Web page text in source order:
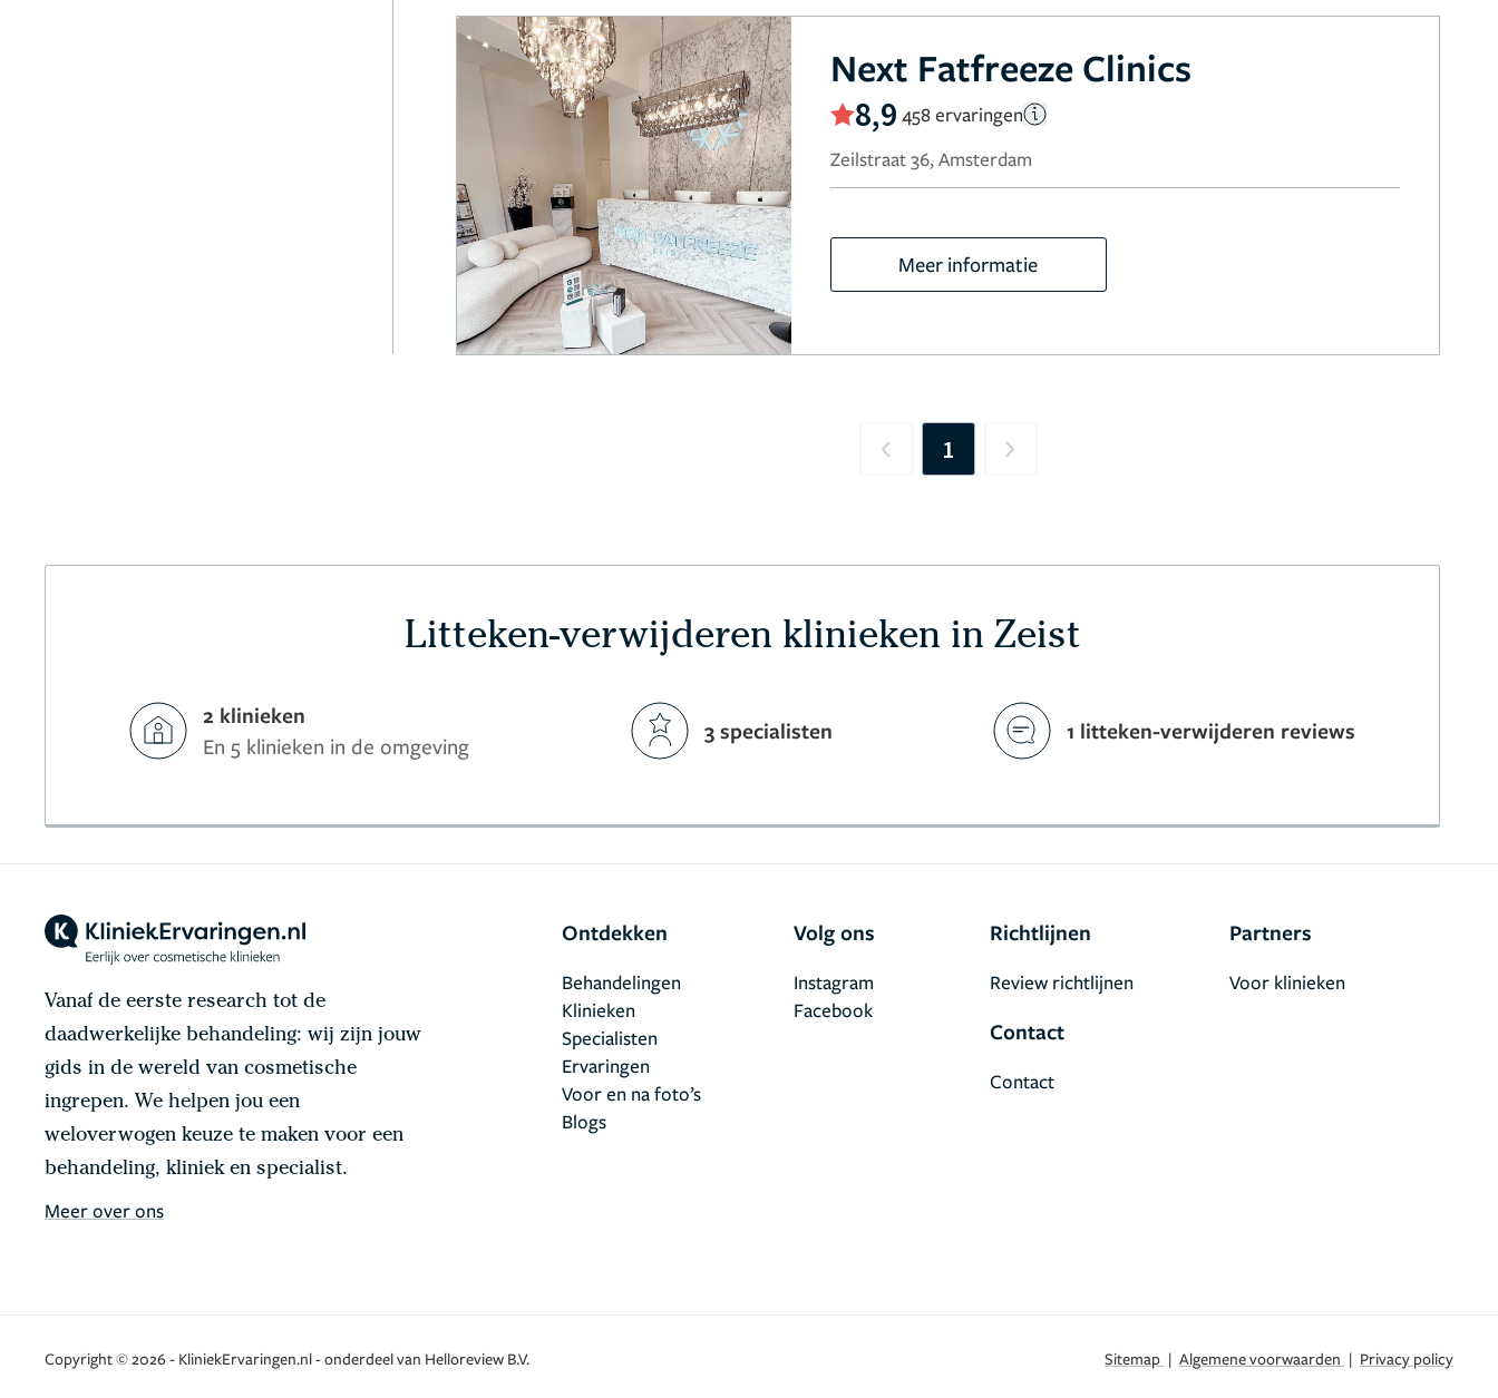
Next Fatfreeze Clinics
8,9 458 ervaringen
Zeilstraat 36, Amsterdam
Meer informatie
Previous
1 Next
Litteken-verwijderen klinieken in Zeist
2 klinieken
En 5 klinieken in de omgeving
3 specialisten 1 litteken-verwijderen reviews
Vanaf de eerste research tot de
daadwerkelijke behandeling: wij zijn jouw
gids in de wereld van cosmetische
ingrepen. We helpen jou een
weloverwogen keuze te maken voor een
behandeling, kliniek en specialist.
Meer over ons
Ontdekken
Behandelingen
Klinieken
Specialisten
Ervaringen
Voor en na foto’s
Blogs
Volg ons
Facebook
Instagram
Richtlijnen
Review richtlijnen
Contact
Contact
Partners
Voor klinieken
Copyright © 2026 - KliniekErvaringen.nl - onderdeel van Helloreview B.V. Sitemap | Algemene voorwaarden | Privacy policy